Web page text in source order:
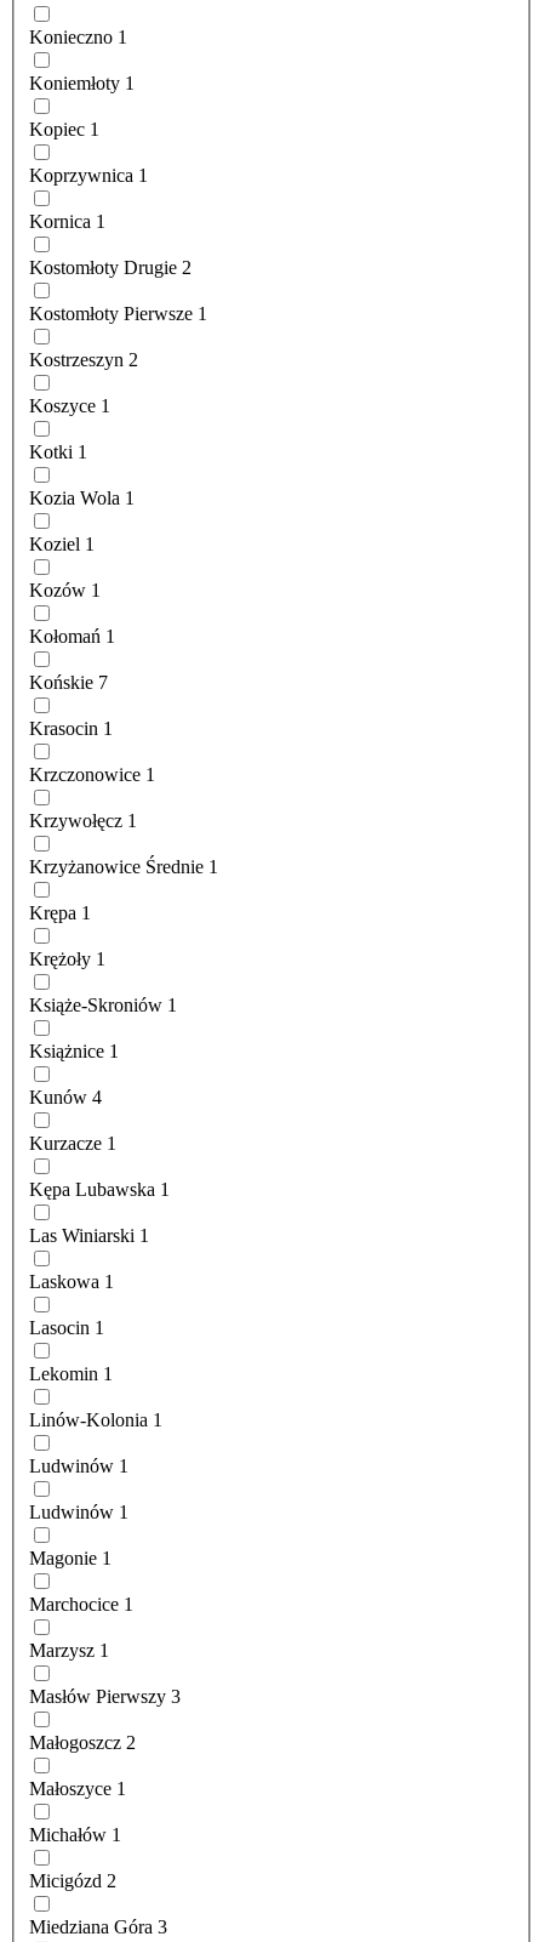
Konieczno 1
Koniemłoty 1
Kopiec 1
Koprzywnica 1
Kornica 1
Kostomłoty Drugie 2
Kostomłoty Pierwsze 1
Kostrzeszyn 2
Koszyce 1
Kotki 1
Kozia Wola 1
Koziel 1
Kozów 1
Kołomań 1
Końskie 7
Krasocin 1
Krzczonowice 1
Krzywołęcz 1
Krzyżanowice Średnie 1
Krępa 1
Krężoły 1
Książe-Skroniów 1
Książnice 1
Kunów 4
Kurzacze 1
Kępa Lubawska 1
Las Winiarski 1
Laskowa 1
Lasocin 1
Lekomin 1
Linów-Kolonia 1
Ludwinów 1
Ludwinów 1
Magonie 1
Marchocice 1
Marzysz 1
Masłów Pierwszy 3
Małogoszcz 2
Małoszyce 1
Michałów 1
Micigózd 2
Miedziana Góra 3